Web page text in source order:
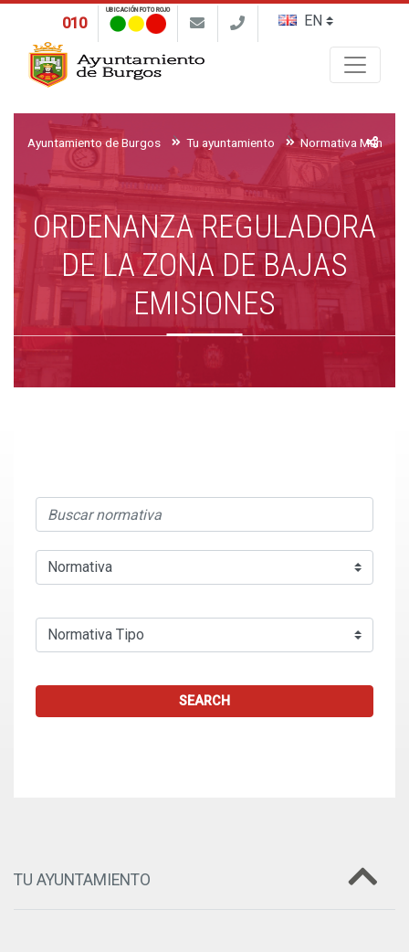
010
UBICACIÓN FOTO ROJO
Ayuntamiento de Burgos Tu ayuntamiento Normativa
ORDENANZA REGULADORA
DE LA ZONA DE BAJAS
EMISIONES
SEARCH
TU AYUNTAMIENTO